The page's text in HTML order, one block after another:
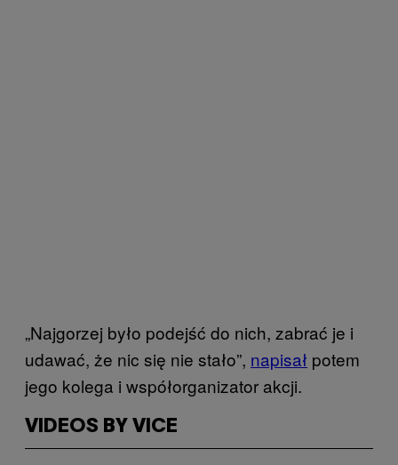
„Najgorzej było podejść do nich, zabrać je i
udawać, że nic się nie stało”, napisał potem
jego kolega i współorganizator akcji.
VIDEOS BY VICE